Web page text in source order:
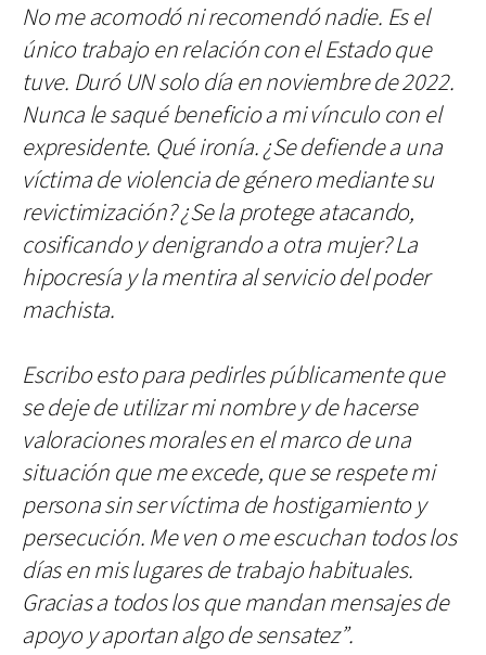
No me acomodó ni recomendó nadie. Es el
único trabajo en relación con el Estado que
tuve. Duró UN solo día en noviembre de 2022.
Nunca le saqué beneficio a mi vínculo con el
expresidente. Qué ironía. ¿Se defiende a una
víctima de violencia de género mediante su
revictimización? ¿Se la protege atacando,
cosificando y denigrando a otra mujer? La
hipocresía y la mentira al servicio del poder
machista.
Escribo esto para pedirles públicamente que
se deje de utilizar mi nombre y de hacerse
valoraciones morales en el marco de una
situación que me excede, que se respete mi
persona sin ser víctima de hostigamiento y
persecución. Me ven o me escuchan todos los
días en mis lugares de trabajo habituales.
Gracias a todos los que mandan mensajes de
apoyo y aportan algo de sensatez”.